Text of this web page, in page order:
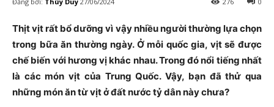
Thịt vịt rất bổ dưỡng vì vậy nhiều người thường lựa chọn
trong bữa ăn thường ngày. Ở mỗi quốc gia, vịt sẽ được
chế biến với hương vị khác nhau. Trong đó nổi tiếng nhất
là các món vịt của Trung Quốc. Vậy, bạn đã thử qua
những món ăn từ vịt ở đất nước tỷ dân này chưa?